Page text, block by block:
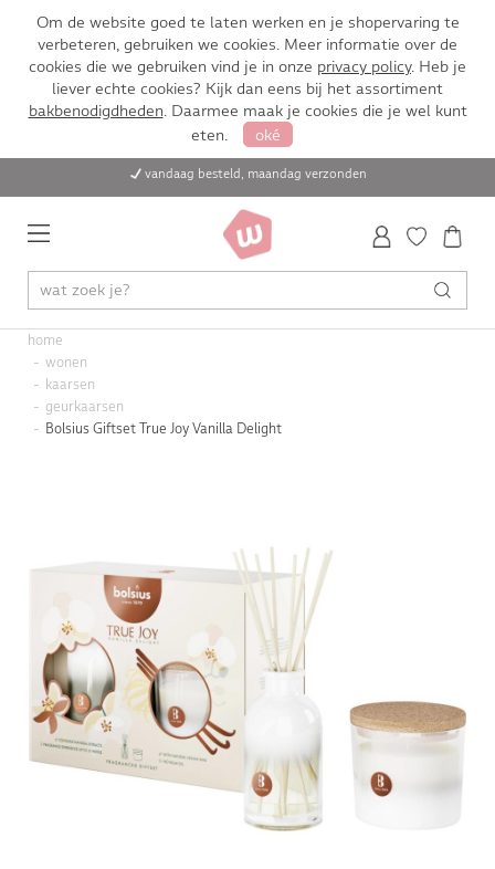
Om de website goed te laten werken en je shopervaring te
verbeteren, gebruiken we cookies. Meer informatie over de
cookies die we gebruiken vind je in onze privacy policy. Heb je
liever echte cookies? Kijk dan eens bij het assortiment
bakbenodigdheden. Daarmee maak je cookies die je wel kunt
eten.
oké
vandaag besteld, maandag verzonden
home
wonen
kaarsen
geurkaarsen
Bolsius Giftset True Joy Vanilla Delight